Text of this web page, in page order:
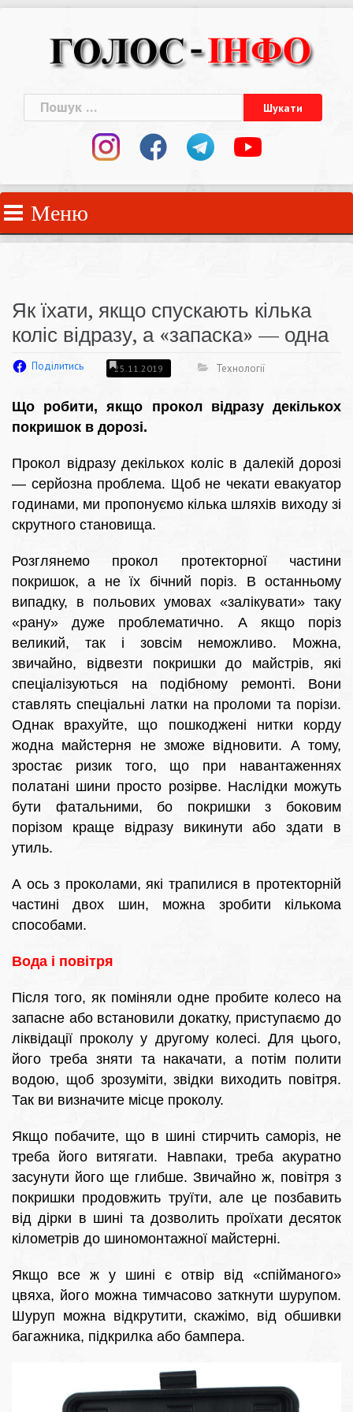
Пошук:
Меню
Як їхати, якщо спускають кілька
коліс відразу, а «запаска» — одна
Поділитись 25.11.2019 Технології
Що робити, якщо прокол відразу декількох
покришок в дорозі.
Прокол відразу декількох коліс в далекій дорозі
— серйозна проблема. Щоб не чекати евакуатор
годинами, ми пропонуємо кілька шляхів виходу зі
скрутного становища.
Розглянемо прокол протекторної частини
покришок, а не їх бічний поріз. В останньому
випадку, в польових умовах «залікувати» таку
«рану» дуже проблематично. А якщо поріз
великий, так і зовсім неможливо. Можна,
звичайно, відвезти покришки до майстрів, які
спеціалізуються на подібному ремонті. Вони
ставлять спеціальні латки на проломи та порізи.
Однак врахуйте, що пошкоджені нитки корду
жодна майстерня не зможе відновити. А тому,
зростає ризик того, що при навантаженнях
полатані шини просто розірве. Наслідки можуть
бути фатальними, бо покришки з боковим
порізом краще відразу викинути або здати в
утиль.
А ось з проколами, які трапилися в протекторній
частині двох шин, можна зробити кількома
способами.
Вода і повітря
Після того, як поміняли одне пробите колесо на
запасне або встановили докатку, приступаємо до
ліквідації проколу у другому колесі. Для цього,
його треба зняти та накачати, а потім полити
водою, щоб зрозуміти, звідки виходить повітря.
Так ви визначите місце проколу.
Якщо побачите, що в шині стирчить саморіз, не
треба його витягати. Навпаки, треба акуратно
засунути його ще глибше. Звичайно ж, повітря з
покришки продовжить труїти, але це позбавить
від дірки в шині та дозволить проїхати десяток
кілометрів до шиномонтажної майстерні.
Якщо все ж у шині є отвір від «спійманого»
цвяха, його можна тимчасово заткнути шурупом.
Шуруп можна відкрутити, скажімо, від обшивки
багажника, підкрилка або бампера.